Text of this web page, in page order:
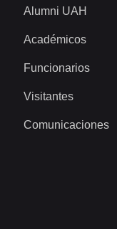
Alumni UAH
Académicos
Funcionarios
Visitantes
Comunicaciones